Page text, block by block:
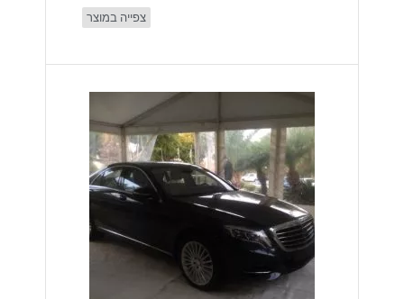
צפייה במוצר